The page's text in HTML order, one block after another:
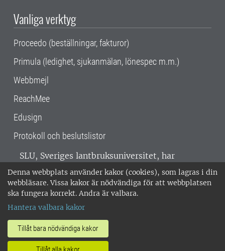
Denna webbplats använder kakor (cookies), som lagras i din
webbläsare. Vissa kakor är nödvändiga för att webbplatsen
ska fungera korrekt. Andra är valbara.
Hantera valbara kakor
Tillåt bara nödvändiga kakor
Vanliga verktyg
Proceedo (beställningar, fakturor)
Primula (ledighet, sjukanmälan, lönespec m.m.)
Webbmejl
ReachMee
Edusign
Protokoll och beslutslistor
SLU, Sveriges lantbruksuniversitet, har
verksamhet över hela Sverige. Huvudorter är
Alnarp, Uppsala och Umeå.SLU är
miljöcertifierat enligt ISO 14001. •
018-67 10 00 • Org nr: 202100-2817 •
Om SLU:s webbplatser
•Hantera kakor•Behandling av